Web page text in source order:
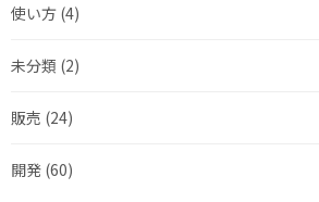
使い方 (4)
未分類 (2)
販売 (24)
開発 (60)